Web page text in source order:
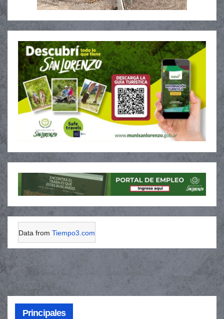
Data from Tiempo3.com
Principales